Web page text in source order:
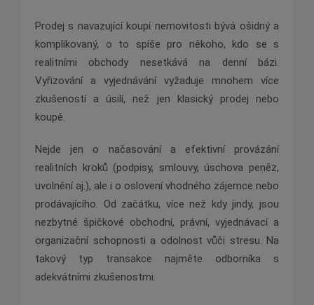
Prodej s navazující koupí nemovitosti bývá ošidný a
komplikovaný, o to spíše pro někoho, kdo se s
realitními obchody nesetkává na denní bázi.
Vyřizování a vyjednávání vyžaduje mnohem více
zkušeností a úsilí, než jen klasický prodej nebo
koupě.
Nejde jen o načasování a efektivní provázání
realitních kroků (podpisy, smlouvy, úschova peněz,
uvolnění aj.), ale i o oslovení vhodného zájemce nebo
prodávajícího. Od začátku, více než kdy jindy, jsou
nezbytné špičkové obchodní, právní, vyjednávací a
organizační schopnosti a odolnost vůči stresu. Na
takový typ transakce najměte odborníka s
adekvátními zkušenostmi.